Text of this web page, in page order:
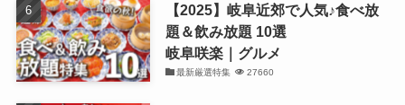
【2025】岐阜近郊で人気♪食べ放
題＆飲み放題 10選
岐阜咲楽｜グルメ
最新厳選特集 27660